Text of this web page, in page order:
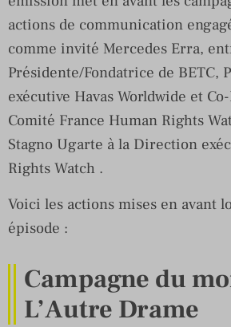
actions de communication
comme invité Mercedes Erra,
Présidente/Fondatrice de BETC,
exécutive Havas Worldwide et
Comité France Human Rights
Stagno Ugarte à la Direction
Rights Watch .
Voici les actions mises en avant
épisode :
Campagne du
L’Autre Drame